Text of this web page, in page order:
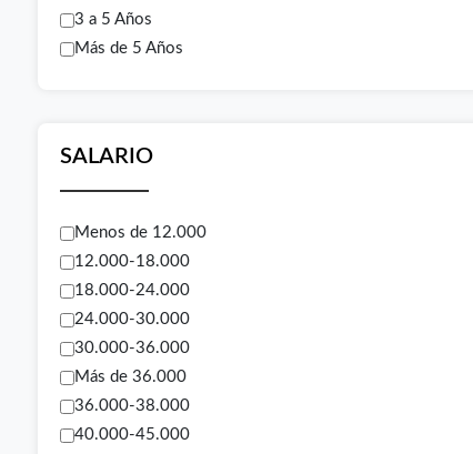
3 a 5 Años
Más de 5 Años
SALARIO
Menos de 12.000
12.000-18.000
18.000-24.000
24.000-30.000
30.000-36.000
Más de 36.000
36.000-38.000
40.000-45.000